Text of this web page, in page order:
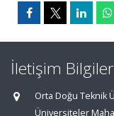
İletişim
Orta Doğu Teknik
Üniversiteler